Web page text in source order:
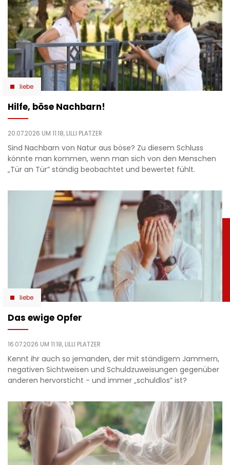
liebe
Hilfe, böse Nachbarn!
20.07.2026 UM 11:18, LILLI PLATZER
Sind Nachbarn von Natur aus böse? Zu diesem Schluss
könnte man kommen, wenn man sich von den Menschen
„Tür an Tür” ständig beobachtet und bewertet fühlt.
liebe
Das ewige Opfer
16.07.2026 UM 11:18, LILLI PLATZER
Kennt ihr auch so jemanden, der mit ständigem Jammern,
negativen Sichtweisen und Schuldzuweisungen gegenüber
anderen hervorsticht - und immer „schuldlos” ist?